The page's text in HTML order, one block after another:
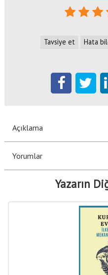
Tavsiye et Hata
Açıklama
Yorumlar
Yazarın